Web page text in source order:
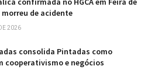
de acidente
2026
consolida Pintadas como
cooperativismo e negócios